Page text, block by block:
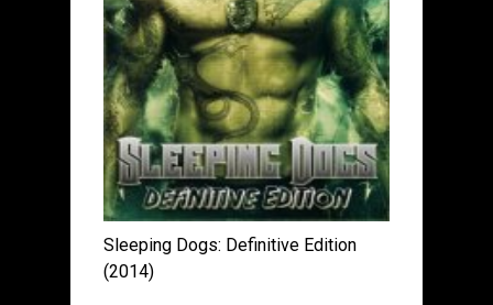
Sleeping Dogs: Definitive Edition
(2014)